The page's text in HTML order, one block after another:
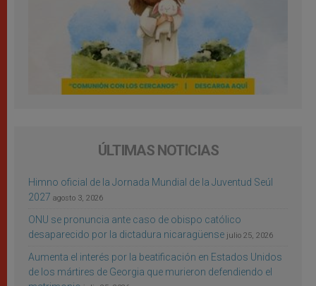
ÚLTIMAS NOTICIAS
Himno oficial de la Jornada Mundial de la Juventud Seúl
2027 agosto 3, 2026
ONU se pronuncia ante caso de obispo católico
desaparecido por la dictadura nicaragüense julio 25, 2026
Aumenta el interés por la beatificación en Estados Unidos
de los mártires de Georgia que murieron defendiendo el